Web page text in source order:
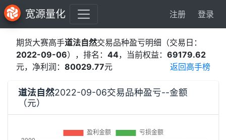
宽源量化 注册 登录
期货大赛高手道法自然交易品种盈亏明细（交易日：
2022-09-06），排名： 44，当前权益： 69179.62
元，净利润： 80029.77元 返回高手榜
道法自然2022-09-06交易品种盈亏--金额
（元）